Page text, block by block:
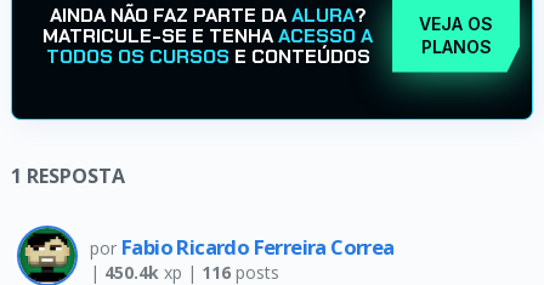
AINDA NÃO FAZ PARTE DAALURA?
MATRICULE-SE E TENHAACESSO A
TODOS OS CURSOS E CONTEÚDOS
VEJA OS
PLANOS
1 RESPOSTA
por Fabio Ricardo Ferreira Correa
| 450.4kxp | 116posts